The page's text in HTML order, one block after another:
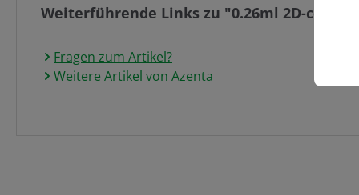
Weiterführende Links zu "0.26ml 2D-coded
Fragen zum Artikel?
Weitere Artikel von Azenta